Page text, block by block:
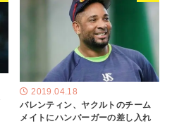
2019.04.18
バレンティン、ヤクルトのチーム
メイトにハンバーガーの差し入れ